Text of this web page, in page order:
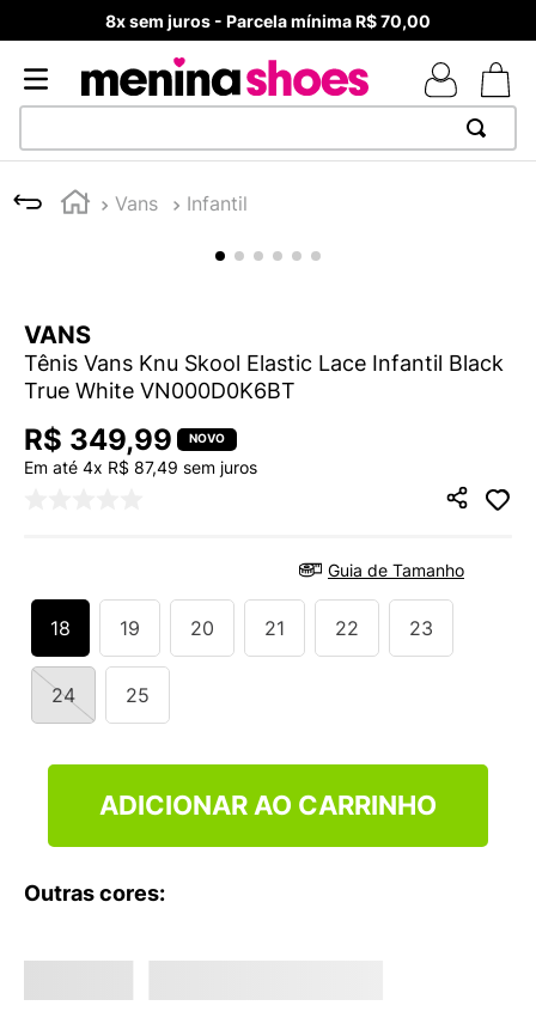
8x sem juros - Parcela mínima R$ 70,00
Vans Infantil
VANS
Tênis Vans Knu Skool Elastic Lace Infantil Black
True White VN000D0K6BT
R$ 349,99
Em até 4x R$ 87,49 sem juros
Guia de Tamanho
18 19 20 21 22 23
24 25
ADICIONAR AO CARRINHO
Outras cores:
1
TÊNIS NEWS BALANCE 530
4º
MELISSAS MINI BABY
5
ADIDAS
º
7 º
MELISSA SLIDE